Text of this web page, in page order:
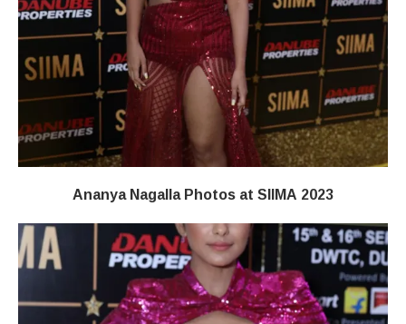
Ananya Nagalla Photos at SIIMA 2023